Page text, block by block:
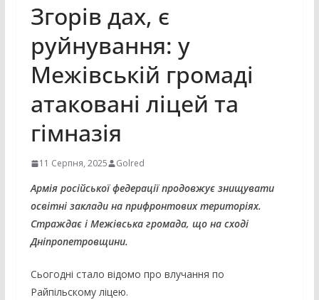
Згорів дах, є
руйнування: у
Межівській громаді
атаковані ліцей та
гімназія
11 Серпня, 2025 Golred
Армія російської федерації продовжує знищувати
освітні заклади на прифронтових територіях.
Страждає і Межівська громада, що на сході
Дніпропетровщини.
Сьогодні стало відомо про влучання по
Райпільскому ліцею.